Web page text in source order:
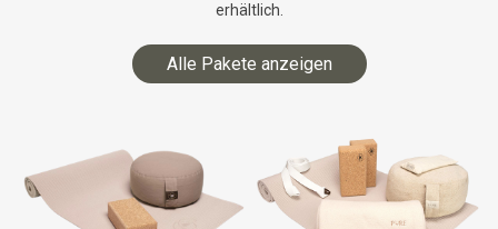
erhältlich.
Alle Pakete anzeigen